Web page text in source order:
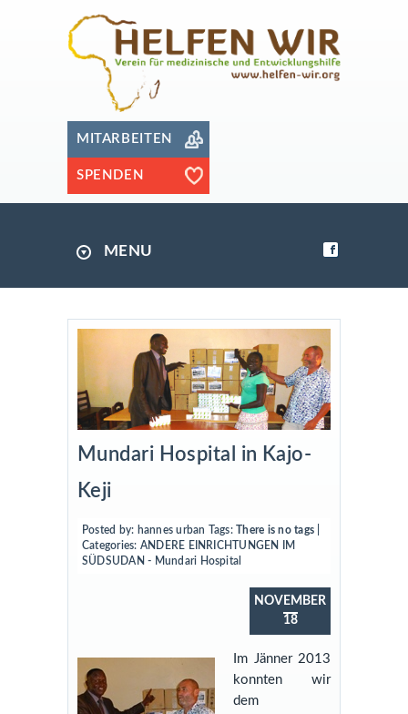
MITARBEITEN
SPENDEN
MENU
Mundari Hospital in Kajo-
Keji
Posted by: hannes urban Tags: There is no tags
Categories: ANDERE EINRICHTUNGEN IM
SÜDSUDAN - Mundari Hospital
NOVEMBER
18
Im Jänner 2013
konnten wir
dem